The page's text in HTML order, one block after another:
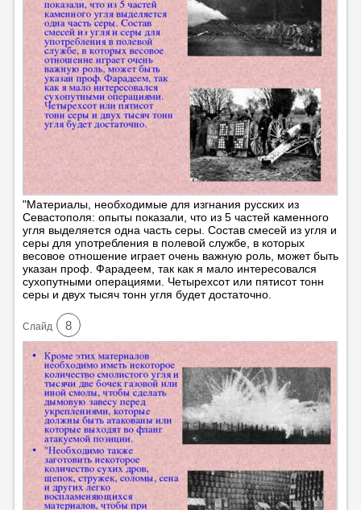
"Материалы, необходимые для изгнания русских из
Севастополя: опыты показали, что из 5 частей каменного
угля выделяется одна часть серы. Состав смесей из угля и
серы для употребления в полевой службе, в которых
весовое отношение играет очень важную роль, может быть
указан проф. Фарадеем, так как я мало интересовался
сухопутными операциями. Четырехсот или пятисот тонн
серы и двух тысяч тонн угля будет достаточно.
Cлайд 8